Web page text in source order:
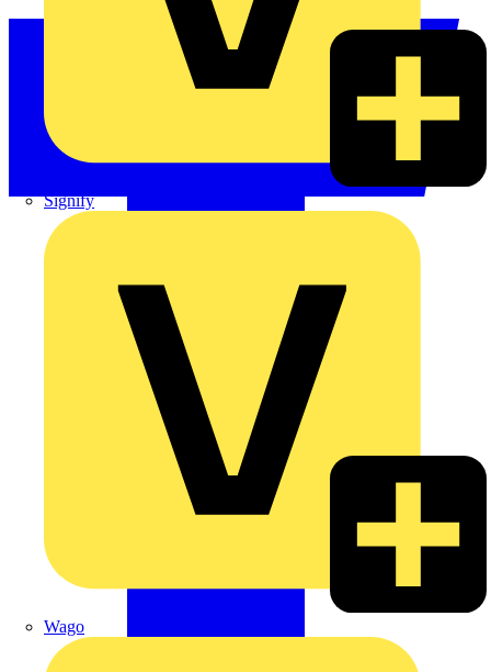
Signify
Wago